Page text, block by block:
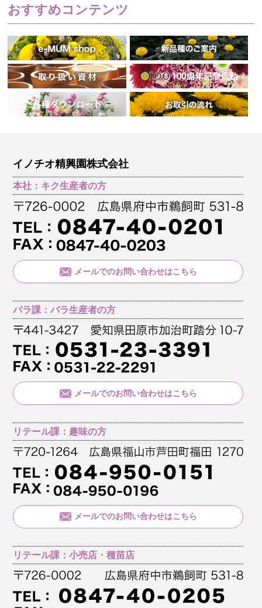
おすすめコンテンツ
イノチオ精興園株式会社
本社：キク生産者の方
メールでのお問い合わせはこちら
バラ課：バラ生産者の方
メールでのお問い合わせはこちら
リテール課：趣味の方
メールでのお問い合わせはこちら
リテール課：小売店・種苗店